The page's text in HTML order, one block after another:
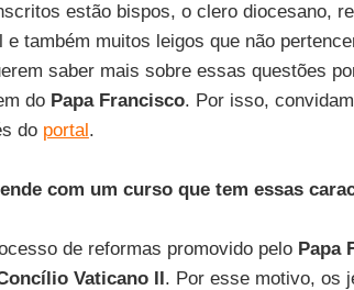
estão bispos, o clero diocesano,
também muitos leigos que não
saber mais sobre essas questões
do Papa Francisco. Por isso,
do portal.
com um curso que tem essas
de reformas promovido pelo Papa
Vaticano II. Por esse motivo, os